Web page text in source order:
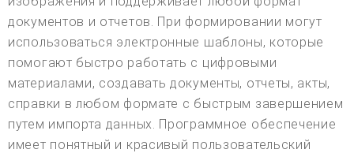
документов и отчетов. При формировании могут
использоваться электронные шаблоны, которые
помогают быстро работать с цифровыми
материалами, создавать документы, отчеты, акты,
справки в любом формате с быстрым завершением
путем импорта данных. Программное обеспечение
имеет понятный и красивый пользовательский